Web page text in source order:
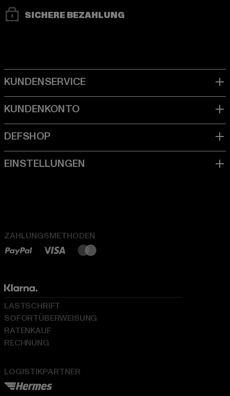
SICHERE BEZAHLUNG
ZAHLUNGSMETHODEN
LOGISTIKPARTNER
LASTSCHRIFT
SOFORTÜBERWEISUNG
RATENKAUF
RECHNUNG